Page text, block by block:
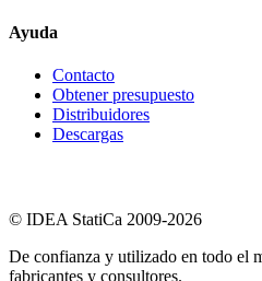
Ayuda
Contacto
Obtener presupuesto
Distribuidores
Descargas
© IDEA StatiCa 2009-2026
De confianza y utilizado en todo el
fabricantes y consultores.